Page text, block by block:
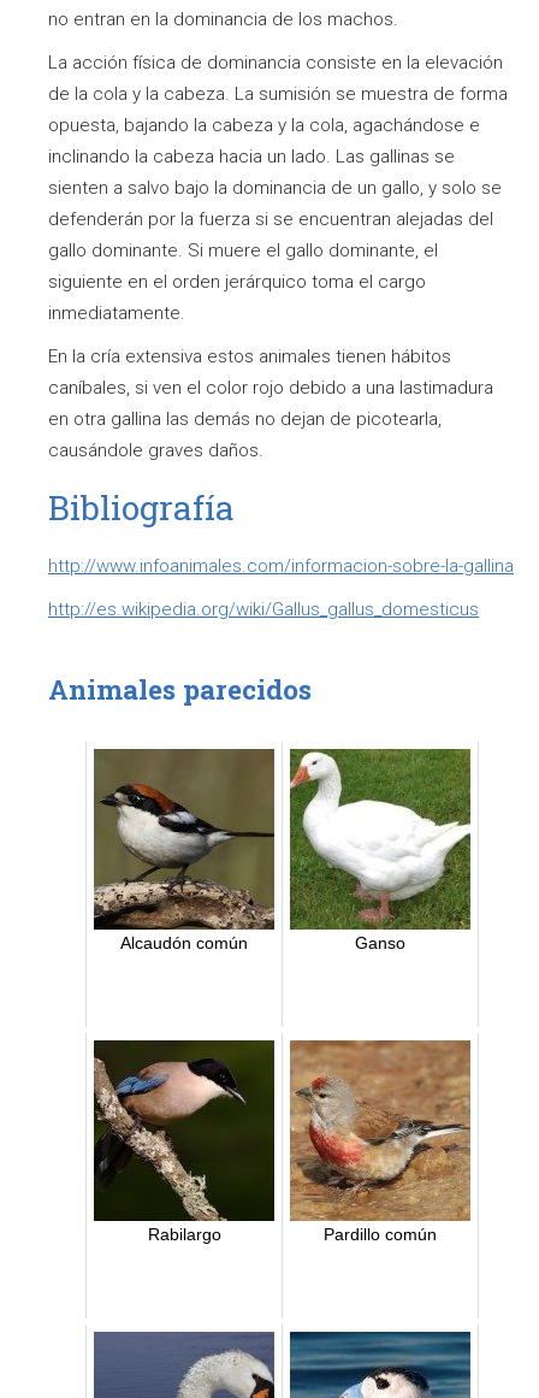
no entran en la dominancia de los machos.
La acción física de dominancia consiste en la elevación
de la cola y la cabeza. La sumisión se muestra de forma
opuesta, bajando la cabeza y la cola, agachándose e
inclinando la cabeza hacia un lado. Las gallinas se
sienten a salvo bajo la dominancia de un gallo, y solo se
defenderán por la fuerza si se encuentran alejadas del
gallo dominante. Si muere el gallo dominante, el
siguiente en el orden jerárquico toma el cargo
inmediatamente.
En la cría extensiva estos animales tienen hábitos
caníbales, si ven el color rojo debido a una lastimadura
en otra gallina las demás no dejan de picotearla,
causándole graves daños.
Bibliografía
http://www.infoanimales.com/informacion-sobre-la-gallina
http://es.wikipedia.org/wiki/Gallus_gallus_domesticus
Animales parecidos
Alcaudón común Ganso
Rabilargo Pardillo común